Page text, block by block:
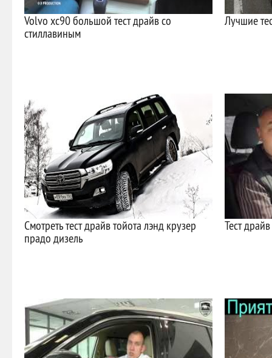
Volvo xc90 большой тест драйв со
стиллавиным
Лучшие
Смотреть тест драйв тойота лэнд крузер
прадо дизель
Тест